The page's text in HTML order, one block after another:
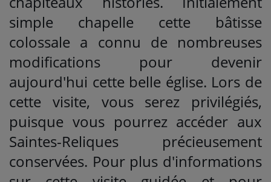
simple chapelle cette bâtisse
colossale a connu de nombreuses
modifications pour devenir
aujourd'hui cette belle église. Lors de
cette visite, vous serez privilégiés,
puisque vous pourrez accéder aux
Saintes-Reliques précieusement
conservées. Pour plus d'informations